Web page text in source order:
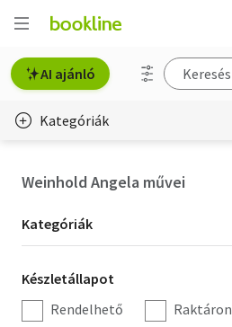
AI ajánló
Kategóriák
Hobbi, szabadidő
Irodalom
Weinhold Angela művei
Kategória
szűrés
Kategóriák
Készletállapot
szűrés
Készletállapot
Rendelhető
Raktáron